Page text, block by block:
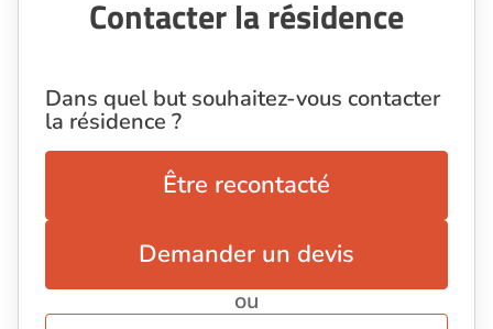
Contacter la résidence
Dans quel but souhaitez-vous contacter
la résidence ?
Être recontacté
Demander un devis
ou